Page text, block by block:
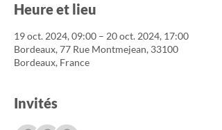
Heure et lieu
19 oct. 2024, 09:00 – 20 oct. 2024, 17:00
Bordeaux, 77 Rue Montmejean, 33100
Bordeaux, France
Invités